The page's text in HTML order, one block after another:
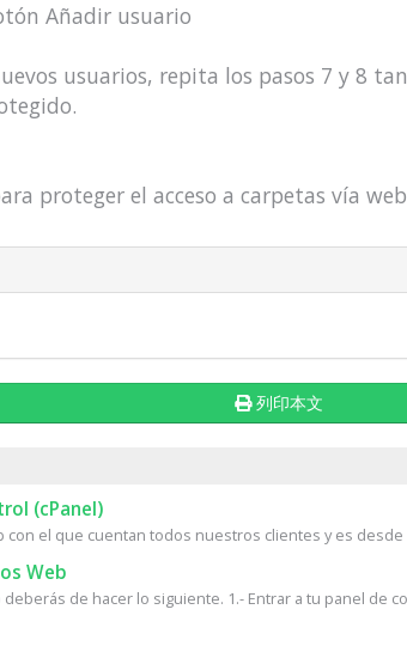
Añadir usuario
usuarios, repita los pasos 7 y 8
proteger el acceso a carpetas vía
列印本文
(cPanel)
con el que cuentan todos nuestros clientes y es desde
Web
de hacer lo siguiente. 1.- Entrar a tu panel de